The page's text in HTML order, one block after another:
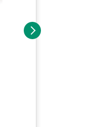
次へ